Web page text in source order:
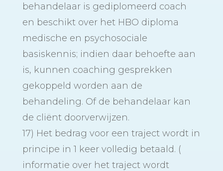
behandelaar is gediplomeerd coach
en beschikt over het HBO diploma
medische en psychosociale
basiskennis; indien daar behoefte aan
is, kunnen coaching gesprekken
gekoppeld worden aan de
behandeling. Of de behandelaar kan
de cliënt doorverwijzen.
17) Het bedrag voor een traject wordt in
principe in 1 keer volledig betaald. (
informatie over het traject wordt